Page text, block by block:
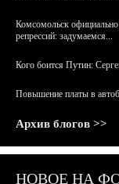
Комсомольск
репрессий: задумаемся...
Кого боится Путин:
Повышение платы в
Архив блогов >>
НОВОЕ НА